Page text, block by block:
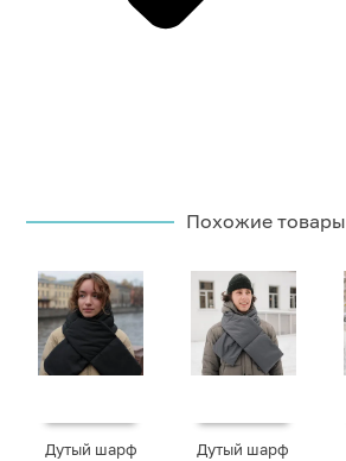
Похожие товары
Дутый шарф
Дутый шарф